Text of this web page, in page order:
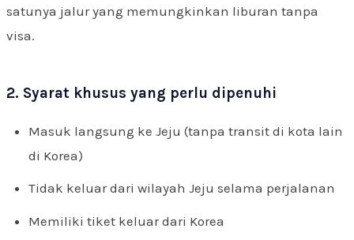
satunya jalur yang memungkinkan liburan tanpa
visa.
2. Syarat khusus yang perlu dipenuhi
Masuk langsung ke Jeju (tanpa transit di kota lain
di Korea)
Tidak keluar dari wilayah Jeju selama perjalanan
Memiliki tiket keluar dari Korea